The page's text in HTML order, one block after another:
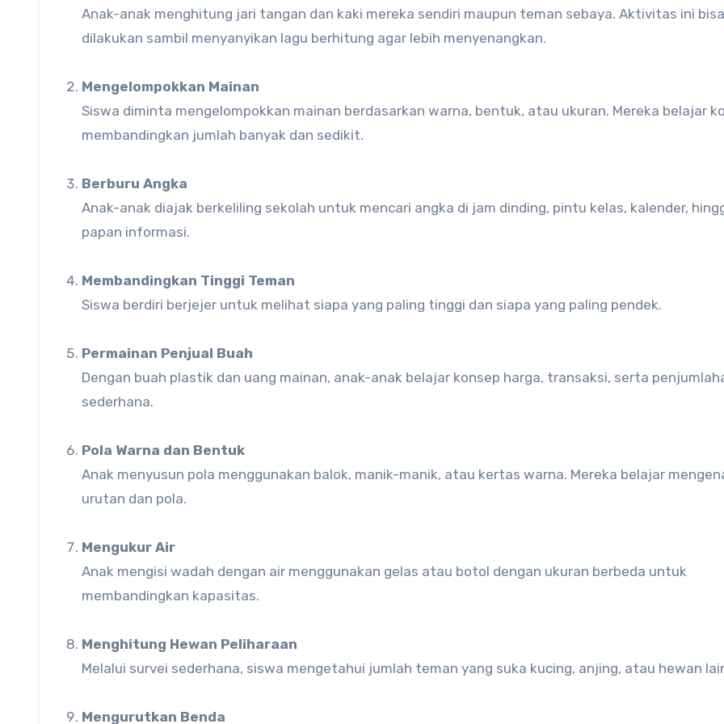
Anak-anak menghitung jari tangan dan kaki mereka sendiri maupun teman sebaya. Aktivitas ini bisa
dilakukan sambil menyanyikan lagu berhitung agar lebih menyenangkan.
Mengelompokkan Mainan
Siswa diminta mengelompokkan mainan berdasarkan warna, bentuk, atau ukuran. Mereka belajar
membandingkan jumlah banyak dan sedikit.
Berburu Angka
Anak-anak diajak berkeliling sekolah untuk mencari angka di jam dinding, pintu kelas, kalender,
papan informasi.
Membandingkan Tinggi Teman
Siswa berdiri berjejer untuk melihat siapa yang paling tinggi dan siapa yang paling pendek.
Permainan Penjual Buah
Dengan buah plastik dan uang mainan, anak-anak belajar konsep harga, transaksi, serta
sederhana.
Pola Warna dan Bentuk
Anak menyusun pola menggunakan balok, manik-manik, atau kertas warna. Mereka belajar
urutan dan pola.
Mengukur Air
Anak mengisi wadah dengan air menggunakan gelas atau botol dengan ukuran berbeda untuk
membandingkan kapasitas.
Menghitung Hewan Peliharaan
Melalui survei sederhana, siswa mengetahui jumlah teman yang suka kucing, anjing, atau hewan
Mengurutkan Benda